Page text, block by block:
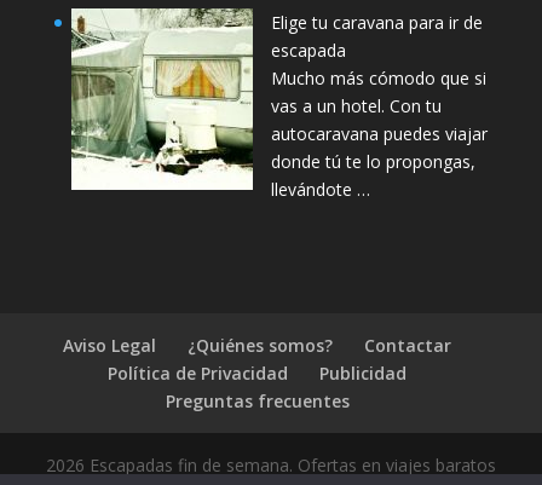
Elige tu caravana para ir de
escapada
Mucho más cómodo que si
vas a un hotel. Con tu
autocaravana puedes viajar
donde tú te lo propongas,
llevándote …
Aviso Legal ¿Quiénes somos?
Contactar
Política de Privacidad
Publicidad
Preguntas frecuentes
2026 Escapadas fin de semana. Ofertas en viajes baratos